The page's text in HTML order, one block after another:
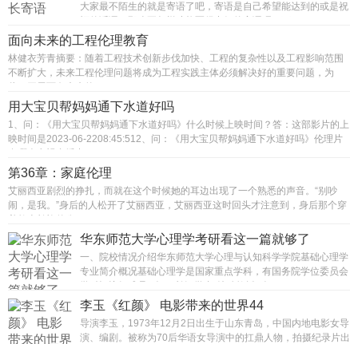
大家最不陌生的就是寄语了吧，寄语是自己希望能达到的或是祝
面向未来的工程伦理教育
林健衣芳青摘要：随着工程技术创新步伐加快、工程的复杂性以及工程影响范围
不断扩大，未来工程伦理问题将成为工程实践主体必须解决好的重要问题，为
用大宝贝帮妈妈通下水道好吗
1、问：《用大宝贝帮妈妈通下水道好吗》什么时候上映时间？答：这部影片的上
映时间是2023-06-2208:45:512、问：《用大宝贝帮妈妈通下水道好吗》伦理片
第36章：家庭伦理
艾丽西亚剧烈的挣扎，而就在这个时候她的耳边出现了一个熟悉的声音。“别吵
闹，是我。”身后的人松开了艾丽西亚，艾丽西亚这时回头才注意到，身后那个穿
华东师范大学心理学考研看这一篇就够了
一、院校情况介绍华东师范大学心理与认知科学学院基础心理学
专业简介概况基础心理学是国家重点学科，有国务院学位委员会
李玉《红颜》 电影带来的世界44
导演李玉，1973年12月2日出生于山东青岛，中国内地电影女导
演、编剧。被称为70后华语女导演中的扛鼎人物，拍摄纪录片出